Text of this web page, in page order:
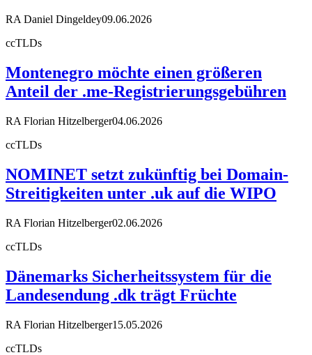
RA Daniel Dingeldey09.06.2026
ccTLDs
Montenegro möchte einen größeren
Anteil der .me-Registrierungsgebühren
RA Florian Hitzelberger04.06.2026
ccTLDs
NOMINET setzt zukünftig bei Domain-
Streitigkeiten unter .uk auf die WIPO
RA Florian Hitzelberger02.06.2026
ccTLDs
Dänemarks Sicherheitssystem für die
Landesendung .dk trägt Früchte
RA Florian Hitzelberger15.05.2026
ccTLDs